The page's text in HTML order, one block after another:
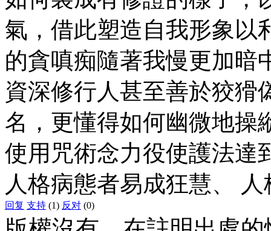
氣，借此塑造自我形象以
的貪嗔痴隨著我慢更加暗
資深修行人甚至善於狡猾
名，更懂得如何幽微地操
使用咒術念力役使護法達
人格病態者易成狂慧、
回复 支持 (1) 反对 (0)